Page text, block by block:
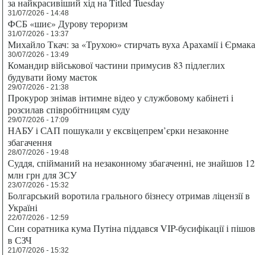
31/07/2026 - 14:48
ФСБ «шиє» Дурову тероризм
31/07/2026 - 13:37
Михайло Ткач: за «Трухою» стирчать вуха Арахамії і Єрмака
30/07/2026 - 13:49
Командир військової частини примусив 83 підлеглих
будувати йому маєток
29/07/2026 - 21:38
Прокурор знімав інтимне відео у службовому кабінеті і
розсилав співробітницям суду
29/07/2026 - 17:09
НАБУ і САП пошукали у ексвіцепрем’єрки незаконне
збагачення
28/07/2026 - 19:48
Суддя, спійманий на незаконному збагаченні, не знайшов 12
млн грн для ЗСУ
23/07/2026 - 15:32
Болгарський воротила грального бізнесу отримав ліцензії в
Україні
22/07/2026 - 12:59
Син соратника кума Путіна піддався VIP-бусифікації і пішов
в СЗЧ
21/07/2026 - 15:32